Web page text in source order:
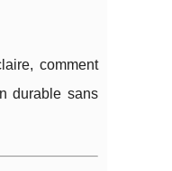
comment
durable sans